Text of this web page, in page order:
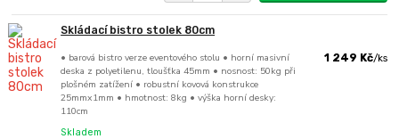
Skládací bistro stolek 80cm
• barová bistro verze eventového stolu • horní masivní
deska z polyetilenu, tloušťka 45mm • nosnost: 50kg při
plošném zatížení • robustní kovová konstrukce
25mmx1mm • hmotnost: 8kg • výška horní desky:
110cm
1 249 Kč/ks
Skladem